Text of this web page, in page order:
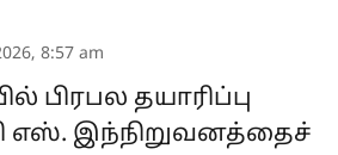
8:57 am
பிரபல தயாரிப்பு
எஸ். இந்நிறுவனத்தைச்